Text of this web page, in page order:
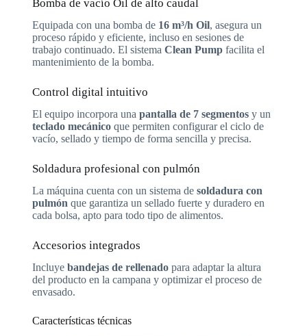
Bomba de vacío Oil de alto caudal
Equipada con una bomba de 16 m³/h Oil, asegura un
proceso rápido y eficiente, incluso en sesiones de
trabajo continuado. El sistema Clean Pumpfacilita el
mantenimiento de la bomba.
Control digital intuitivo
El equipo incorpora una pantalla de 7 segmentosy un
teclado mecánicoque permiten configurar el ciclo de
vacío, sellado y tiempo de forma sencilla y precisa.
Soldadura profesional con pulmón
La máquina cuenta con un sistema de soldadura con
pulmón que garantiza un sellado fuerte y duradero en
cada bolsa, apto para todo tipo de alimentos.
Accesorios integrados
Incluye bandejas de rellenadopara adaptar la altura
del producto en la campana y optimizar el proceso de
envasado.
Características técnicas